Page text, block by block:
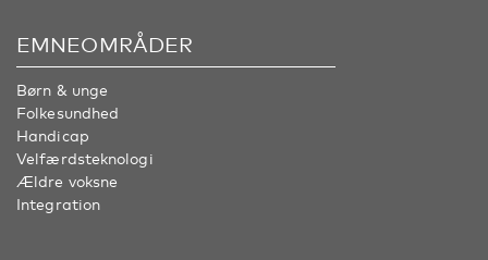
EMNEOMRÅDER
Børn & unge
Folkesundhed
Handicap
Velfærdsteknologi
Ældre voksne
Integration